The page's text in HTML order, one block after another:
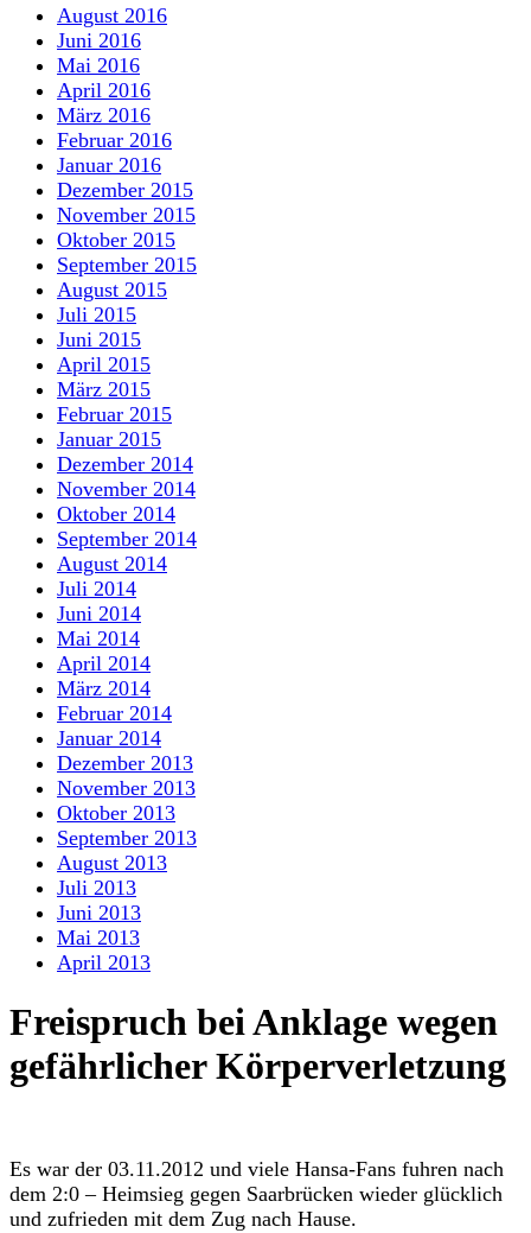
August 2016
Juni 2016
Mai 2016
April 2016
März 2016
Februar 2016
Januar 2016
Dezember 2015
November 2015
Oktober 2015
September 2015
August 2015
Juli 2015
Juni 2015
April 2015
März 2015
Februar 2015
Januar 2015
Dezember 2014
November 2014
Oktober 2014
September 2014
August 2014
Juli 2014
Juni 2014
Mai 2014
April 2014
März 2014
Februar 2014
Januar 2014
Dezember 2013
November 2013
Oktober 2013
September 2013
August 2013
Juli 2013
Juni 2013
Mai 2013
April 2013
Freispruch bei Anklage wegen
gefährlicher Körperverletzung
Es war der 03.11.2012 und viele Hansa-Fans fuhren nach
dem 2:0 – Heimsieg gegen Saarbrücken wieder glücklich
und zufrieden mit dem Zug nach Hause.